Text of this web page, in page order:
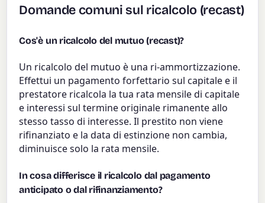
Domande comuni sul ricalcolo (recast)
Cos'è un ricalcolo del mutuo (recast)?
Un ricalcolo del mutuo è una ri-ammortizzazione.
Effettui un pagamento forfettario sul capitale e il
prestatore ricalcola la tua rata mensile di capitale
e interessi sul termine originale rimanente allo
stesso tasso di interesse. Il prestito non viene
rifinanziato e la data di estinzione non cambia,
diminuisce solo la rata mensile.
In cosa differisce il ricalcolo dal pagamento
anticipato o dal rifinanziamento?